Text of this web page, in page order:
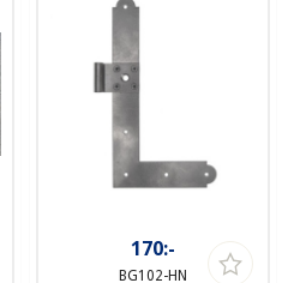
170:-
BG102-HN